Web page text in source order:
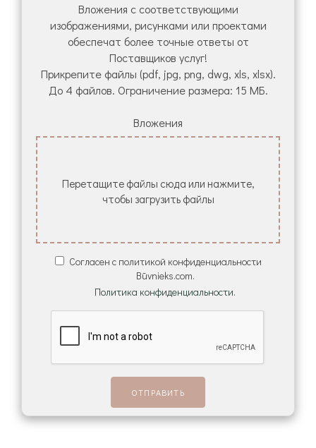
Вложения с соответствующими
изображениями, рисунками или проектами
обеспечат более точные ответы от
Поставщиков услуг!
Прикрепите файлы (pdf, jpg, png, dwg, xls, xlsx).
До 4 файлов. Ограничение размера: 15 МБ.
Вложения
Перетащите файлы сюда или нажмите,
чтобы загрузить файлы
Согласен с политикой конфиденциальности
Būvnieks.com.
Политика конфиденциальности.